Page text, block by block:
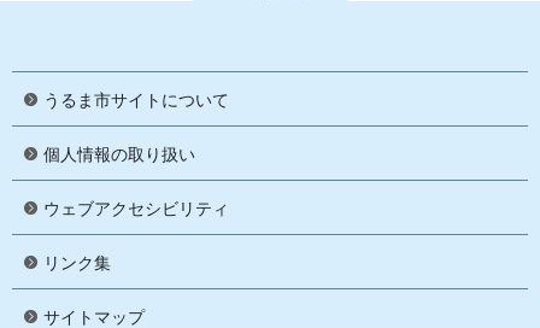
うるま市サイトについて
個人情報の取り扱い
ウェブアクセシビリティ
リンク集
サイトマップ